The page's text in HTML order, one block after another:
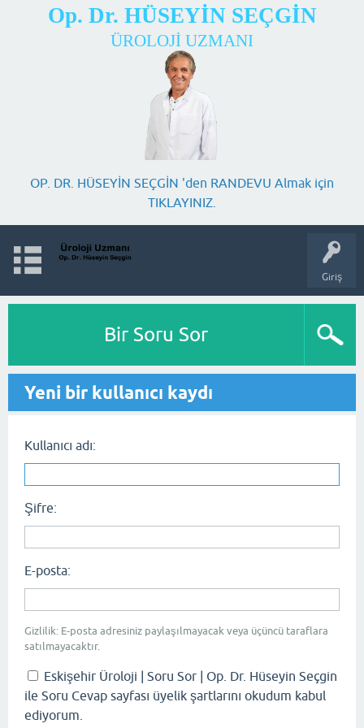
Op. Dr. HÜSEYİN SEÇGİN
ÜROLOJİ UZMANI
OP. DR. HÜSEYİN SEÇGİN 'den RANDEVU Almak için
TIKLAYINIZ.
Giriş
Bir Soru Sor
Yeni bir kullanıcı kaydı
Kullanıcı adı:
Şifre:
E-posta:
Gizlilik: E-posta adresiniz paylaşılmayacak veya üçüncü taraflara
satılmayacaktır.
Eskişehir Üroloji | Soru Sor | Op. Dr. Hüseyin Seçgin
ile Soru Cevap sayfası üyelik şartlarını okudum kabul
ediyorum.